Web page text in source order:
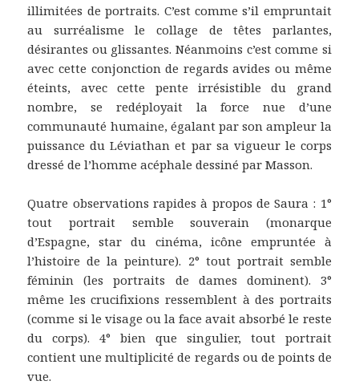
illimitées de portraits. C’est comme s’il empruntait
au surréalisme le collage de têtes parlantes,
désirantes ou glissantes. Néanmoins c’est comme si
avec cette conjonction de regards avides ou même
éteints, avec cette pente irrésistible du grand
nombre, se redéployait la force nue d’une
communauté humaine, égalant par son ampleur la
puissance du Léviathan et par sa vigueur le corps
dressé de l’homme acéphale dessiné par Masson.
Quatre observations rapides à propos de Saura : 1°
tout portrait semble souverain (monarque
d’Espagne, star du cinéma, icône empruntée à
l’histoire de la peinture). 2° tout portrait semble
féminin (les portraits de dames dominent). 3°
même les crucifixions ressemblent à des portraits
(comme si le visage ou la face avait absorbé le reste
du corps). 4° bien que singulier, tout portrait
contient une multiplicité de regards ou de points de
vue.